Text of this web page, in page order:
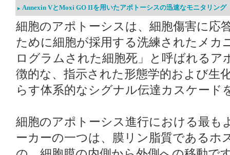
Annexin VとMoxi GO IIを用いたアポトーシスの迅速なモニタリング
細胞のアポトーシスは、細胞傷害に応
ために細胞が採用する洗練されたメカ
ログラムされた細胞死」と呼ばれるア
徴的な、指示された形態学的および生
らす体系的なシグナル伝達カスケード
細胞のアポトーシス進行における最も
ーカーの一つは、膜リン脂質であるホ